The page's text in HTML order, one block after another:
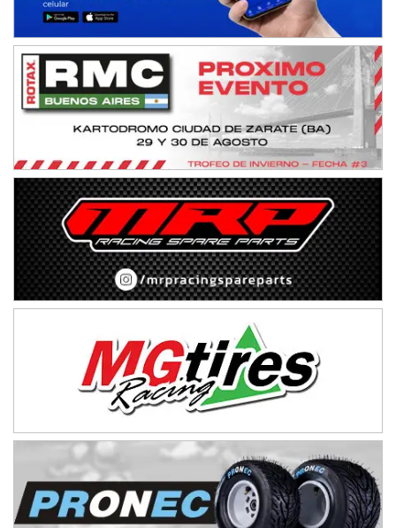
Juan Navarro (Asfalto)
El Timbó (Tucumán)
COBERTURA ESPECIAL DE E-KART.COM.AR
08/09-AGO
IAME SERIES ARGENTINA 6
Ramiro Tot (Asfalto)
KDO - F6
Ciudad de Trenque Lauquen (Asfalto)
Trenque Lauquen (Buenos Aires)
ENTRERRIANO - F6 (POSTERGADA)
Parque de la Velocidad (Asfalto)
Villaguay (Entre Ríos)
VICTORIENSE - F7
Victoria (Entre Ríos)
PATAGONICO - F6
Moto Club Reginense (Tierra)
Gral. E. Godoy (Río Negro)
CSK - F7
Juventud Unida (Tierra)
Humboldt (Santa Fe)
NORESTE SANTAFESINO - F6